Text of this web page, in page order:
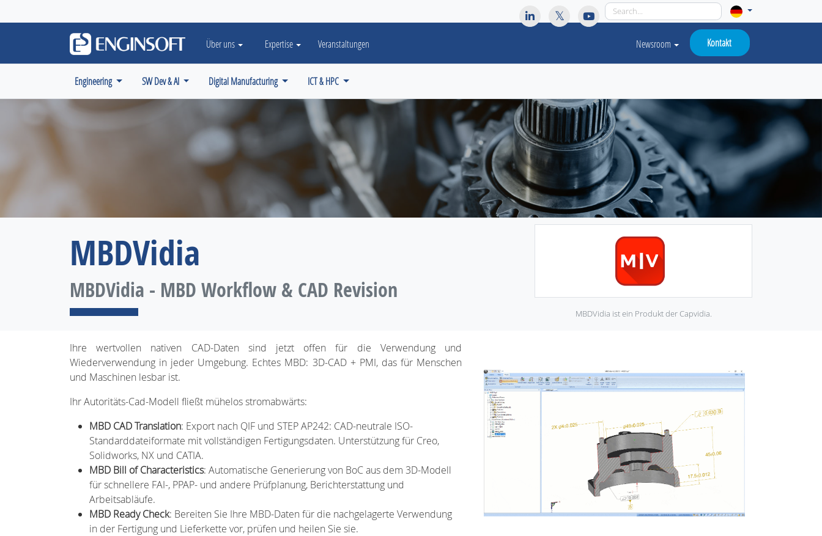
Über uns Expertise Veranstaltungen Newsroom Kontakt
Engineering SW Dev & AI Digital Manufacturing ICT & HPC
MBDVidia
MBDVidia - MBD Workflow & CAD Revision
MBDVidia ist ein Produkt der Capvidia.
Ihre wertvollen nativen CAD-Daten sind jetzt offen für die Verwendung und
Wiederverwendung in jeder Umgebung. Echtes MBD: 3D-CAD + PMI, das für Menschen
und Maschinen lesbar ist.
Ihr Autoritäts-Cad-Modell fließt mühelos stromabwärts:
MBD CAD Translation: Export nach QIF und STEP AP242: CAD-neutrale ISO-
Standarddateiformate mit vollständigen Fertigungsdaten. Unterstützung für Creo,
Solidworks, NX und CATIA.
MBD Bill of Characteristics: Automatische Generierung von BoC aus dem 3D-Modell
für schnellere FAI-, PPAP- und andere Prüfplanung, Berichterstattung und
Arbeitsabläufe.
MBD Ready Check: Bereiten Sie Ihre MBD-Daten für die nachgelagerte Verwendung
in der Fertigung und Lieferkette vor, prüfen und heilen Sie sie.
May we use cookies to track your activities? We take your privacy very seriously. Please see our privacy policy for details and any questions. No